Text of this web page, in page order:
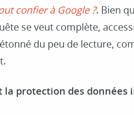
confier à Google ?. Bien
se veut complète,
du peu de lecture,
la protection des données